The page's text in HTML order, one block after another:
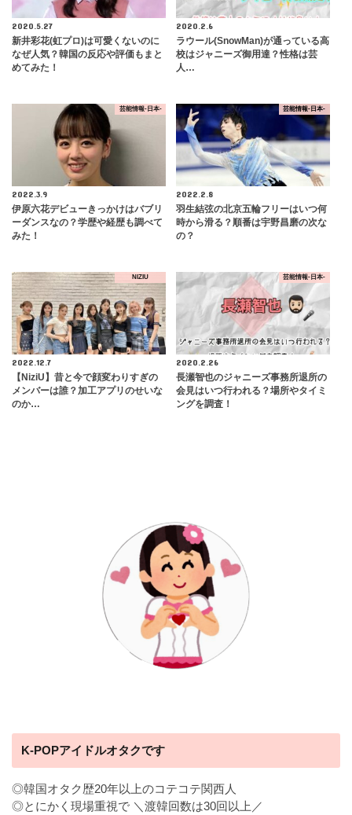
2020.5.27
新井彩花(虹プロ)は可愛くないのに
なぜ人気？韓国の反応や評価もまと
めてみた！
2020.2.6
ラウール(SnowMan)が通っている高
校はジャニーズ御用達？性格は芸
人…
芸能情報-日本-
2022.3.9
伊原六花デビューきっかけはバブリ
ーダンスなの？学歴や経歴も調べて
みた！
芸能情報-日本-
2022.2.8
羽生結弦の北京五輪フリーはいつ何
時から滑る？順番は宇野昌磨の次な
の？
NIZIU
2022.12.7
【NiziU】昔と今で顔変わりすぎの
メンバーは誰？加工アプリのせいな
のか…
芸能情報-日本-
2020.2.26
長瀬智也のジャニーズ事務所退所の
会見はいつ行われる？場所やタイミ
ングを調査！
K-POPアイドルオタクです
◎韓国オタク歴20年以上のコテコテ関西人
◎とにかく現場重視で ＼渡韓回数は30回以上／